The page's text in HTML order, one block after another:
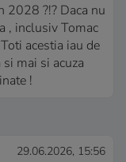
2028 ?!? Daca nu
, inclusiv Tomac
acestia iau de
mai si acuza
!
29.06.2026, 15:56